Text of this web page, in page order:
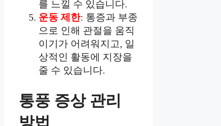
를 느낄 수 있습니다.
운동 제한: 통증과 부종
으로 인해 관절을 움직
이기가 어려워지고, 일
상적인 활동에 지장을
줄 수 있습니다.
통풍 증상 관리
방법